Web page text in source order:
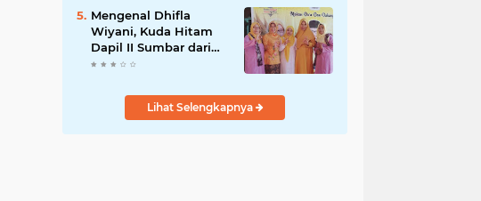
Mengenal Dhifla
Wiyani, Kuda Hitam
Dapil II Sumbar dari
Golkar
Lihat Selengkapnya